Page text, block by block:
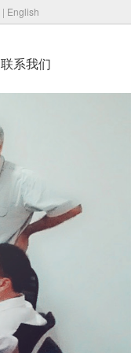
| English
联系我们